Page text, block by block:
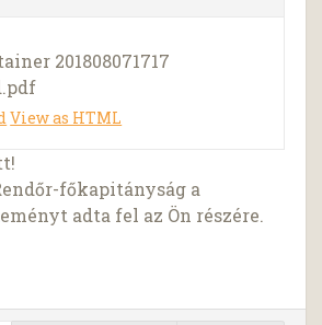
201808071717
View as HTML
főkapitányság a
adta fel az Ön részére.